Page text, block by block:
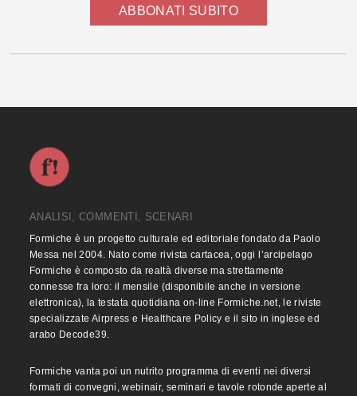
ABBONATI SUBITO
ANALISI, COMMENTI, SCENARI
Formiche è un progetto culturale ed editoriale fondato da Paolo
Messa nel 2004. Nato come rivista cartacea, oggi l’arcipelago
Formiche è composto da realtà diverse ma strettamente
connesse fra loro: il mensile (disponibile anche in versione
elettronica), la testata quotidiana on-line Formiche.net, le riviste
specializzate Airpress e Healthcare Policy e il sito in inglese ed
arabo Decode39.
Formiche vanta poi un nutrito programma di eventi nei diversi
formati di convegni, webinair, seminari e tavole rotonde aperte al